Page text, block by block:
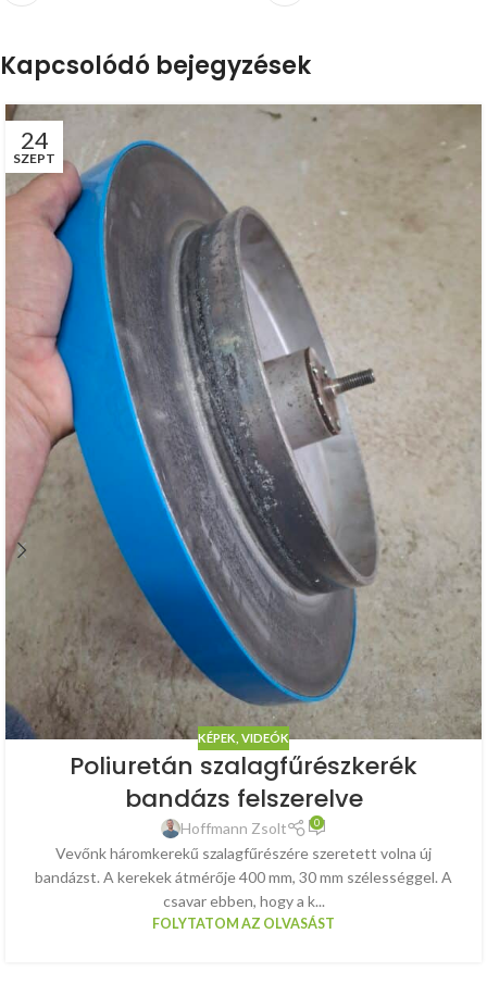
Kapcsolódó bejegyzések
24
SZEPT
KÉPEK, VIDEÓK
Poliuretán szalagfűrészkerék
bandázs felszerelve
Hoffmann Zsolt 0
Vevőnk háromkerekű szalagfűrészére szeretett volna új
bandázst. A kerekek átmérője 400 mm, 30 mm szélességgel. A
csavar ebben, hogy a k...
FOLYTATOM AZ OLVASÁST